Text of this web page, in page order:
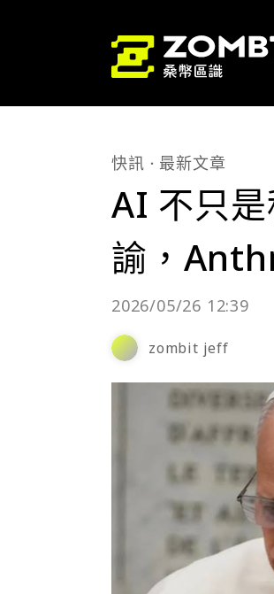
快訊 最新文章
AI 不只
諭，
2026/05/26 12:39
zombit jeff